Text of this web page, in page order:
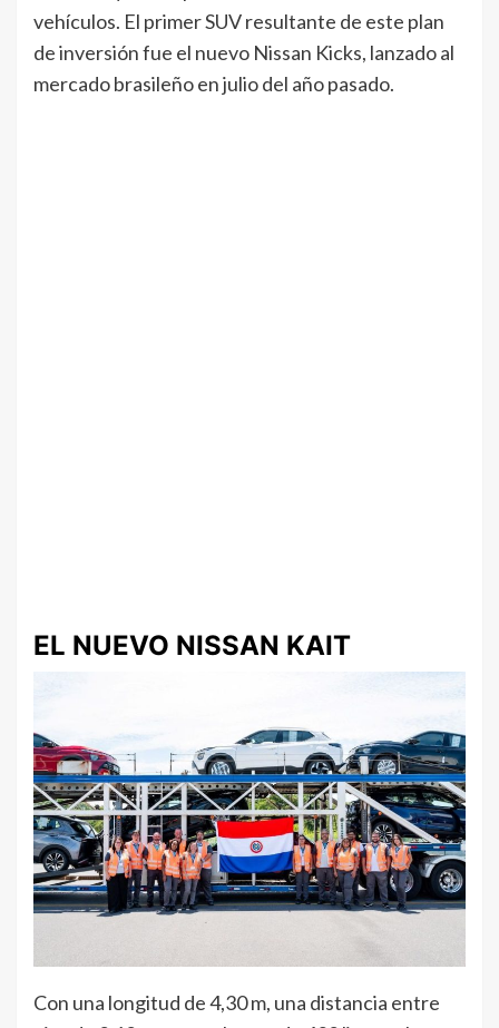
vehículos. El primer SUV resultante de este plan
de inversión fue el nuevo Nissan Kicks, lanzado al
mercado brasileño en julio del año pasado.
EL NUEVO NISSAN KAIT
Con una longitud de 4,30 m, una distancia entre